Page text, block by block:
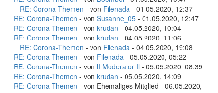
RE: Corona-Themen - von Filenada - 01.05.2020, 12:37
RE: Corona-Themen - von Susanne_05 - 01.05.2020, 12:47
RE: Corona-Themen - von krudan - 04.05.2020, 10:04
RE: Corona-Themen - von krudan - 04.05.2020, 11:06
RE: Corona-Themen - von Filenada - 04.05.2020, 19:08
RE: Corona-Themen - von Filenada - 05.05.2020, 05:22
RE: Corona-Themen - von lI Moderator Il - 05.05.2020, 08:39
RE: Corona-Themen - von krudan - 05.05.2020, 14:09
RE: Corona-Themen - von Ehemaliges Mitglied - 06.05.2020,